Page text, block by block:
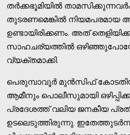
തർക്കഭൂമിയിൽ
തുടരണമെങ്കിൽ നിയമപരമായ
ഉണ്ടായിരിക്കണം. അത്
സാഹചര്യത്തിൽ
വ്യക്തമാക്കി.
പെരുമ്പാവൂർ മുൻസിഫ്
ആമീനും പൊലീസുമായി
പ്രദേശത്ത് വലിയ ജനകീയ
ഉടലെടുത്തിരുന്നു.